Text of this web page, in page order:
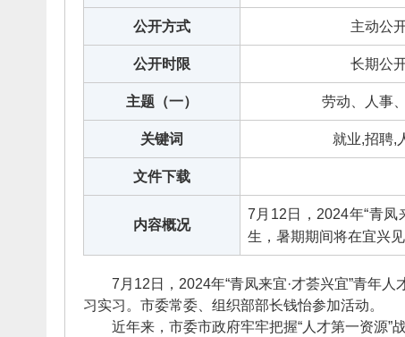
公开方式 主动公
公开时限 长期公
主题（一） 劳动、人事
关键词 就业,招聘,
文件下载
内容概况
7月12日，2024年“青
生，暑期期间将在宜兴见
7月12日，2024年“青凤来宜·才荟兴宜”青年人
习实习。市委常委、组织部部长钱怡参加活动。
近年来，市委市政府牢牢把握“人才第一资源”战